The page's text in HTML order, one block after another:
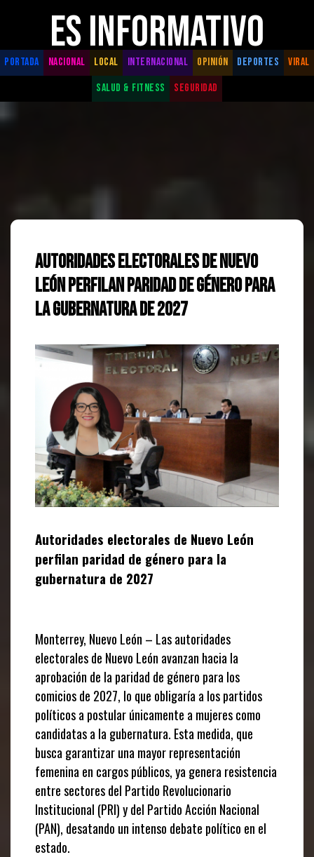
ES INFORMATIVO
PORTADA NACIONAL LOCAL INTERNACIONAL OPINIÓN DEPORTES
VIRAL
SALUD & FITNESS
SEGURIDAD
Autoridades electorales de Nuevo
León perfilan paridad de género para
la gubernatura de 2027
Autoridades electorales de Nuevo León
perfilan paridad de género para la
gubernatura de 2027
Monterrey, Nuevo León – Las autoridades
electorales de Nuevo León avanzan hacia la
aprobación de la paridad de género para los
comicios de 2027, lo que obligaría a los partidos
políticos a postular únicamente a mujeres como
candidatas a la gubernatura. Esta medida, que
busca garantizar una mayor representación
femenina en cargos públicos, ya genera resistencia
entre sectores del Partido Revolucionario
Institucional (PRI) y del Partido Acción Nacional
(PAN), desatando un intenso debate político en el
estado.